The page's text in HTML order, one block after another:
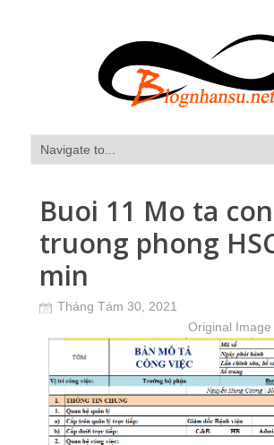
Buoi 11 Mo ta
truong phong
min
Tháng Tám 30, 2021
Original Image